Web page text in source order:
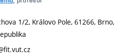
1/2, Královo Pole, 61266, Brno,